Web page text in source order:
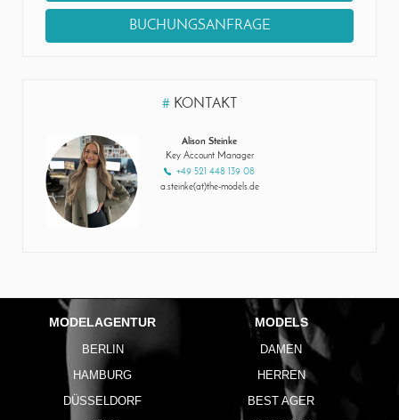
BUCHUNGSANFRAGE
#KONTAKT
Alison Steinke
Key Account Manager
+49 521 448 139 08
a.steinke(at)the-models.de
MODELAGENTUR
BERLIN
HAMBURG
DÜSSELDORF
MODELS
DAMEN
HERREN
BEST AGER